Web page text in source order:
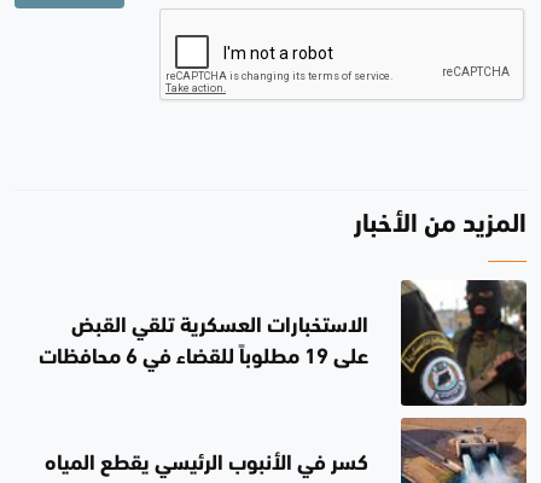
المزيد من الأخبار
الاستخبارات العسكرية تلقي القبض
على 19 مطلوباً للقضاء في 6 محافظات
كسر في الأنبوب الرئيسي يقطع المياه